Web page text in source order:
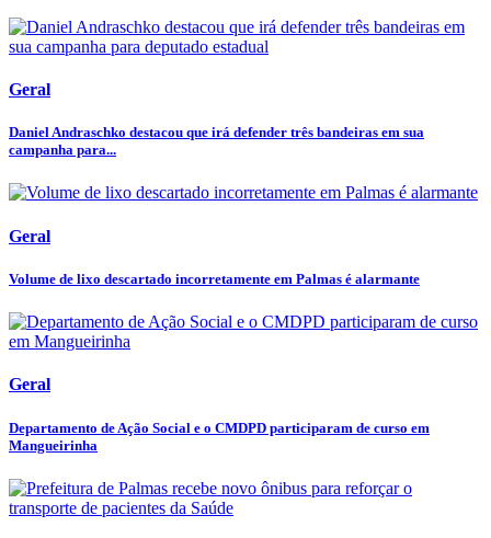
Geral
Daniel Andraschko destacou que irá defender três bandeiras em sua
campanha para...
Geral
Volume de lixo descartado incorretamente em Palmas é alarmante
Geral
Departamento de Ação Social e o CMDPD participaram de curso em
Mangueirinha